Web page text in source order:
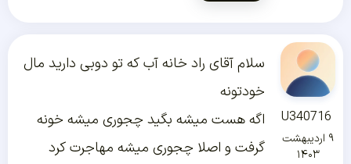
U340716
۹ اردیبهشت
۱۴۰۳
سلام آقای راد خانه آب که تو دوبی دارید مال
خودتونه
اگه هست میشه بگید چجوری میشه خونه
گرفت و اصلا چجوری میشه مهاجرت کرد